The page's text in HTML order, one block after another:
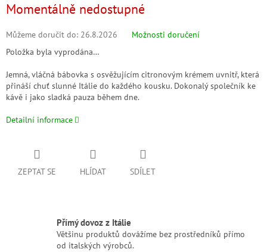
Momentálně nedostupné
Můžeme doručit do: 26.8.2026
Možnosti doručení
Položka byla vyprodána…
Jemná, vláčná bábovka s osvěžujícím citronovým krémem uvnitř, která
přináší chuť slunné Itálie do každého kousku. Dokonalý společník ke
kávě i jako sladká pauza během dne.
Detailní informace
ZEPTAT SE HLÍDAT SDÍLET
Přímý dovoz z Itálie
Většinu produktů dovážíme bez prostředníků přímo
od italských výrobců.